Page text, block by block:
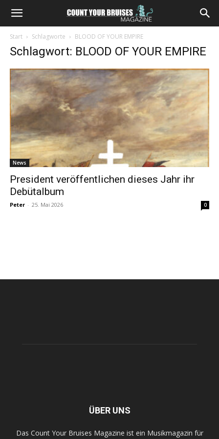
Start Schlagworte BLOOD OF YOUR EMPIRE
Schlagwort: BLOOD OF YOUR EMPIRE
News
President veröffentlichen dieses Jahr ihr
Debütalbum
Peter - 25. Mai 2026 0
ÜBER UNS
Das Count Your Bruises Magazine ist ein Musikmagazin für